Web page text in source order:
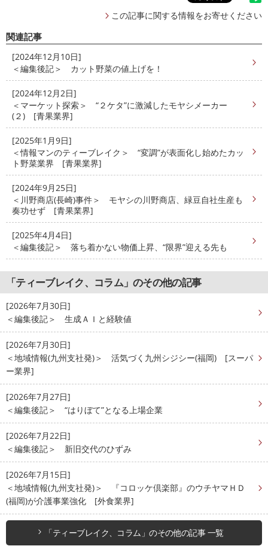
この記事に関する情報をお寄せください
関連記事
[2024年12月10日]
＜編集後記＞ カット野菜の値上げを！
[2024年12月2日]
＜マーケット探索＞ “２ケタ”に激減したモヤシメーカー
(２) [青果業界]
[2025年1月9日]
＜情報マンのティーブレイク＞ “変調”が表面化し始めたカッ
ト野菜業界 [青果業界]
[2024年9月25日]
＜川野商店(長崎)事件＞ モヤシの川野商店、緑豆自社生産も
奏功せず [青果業界]
[2025年4月4日]
＜編集後記＞ 落ち着かない物価上昇、“限界”迎える先も
「ティーブレイク、コラム」のその他の記事
[2026年7月30日]
＜編集後記＞ 生成ＡＩと経験値
[2026年7月30日]
＜地域情報(九州支社発)＞ 活気づく九州シジシー(福岡) [スーパ
ー業界]
[2026年7月27日]
＜編集後記＞ “はりぼて”となる上場企業
[2026年7月22日]
＜編集後記＞ 新旧交代のひずみ
[2026年7月15日]
＜地域情報(九州支社発)＞ 『コロッケ倶楽部』のウチヤマＨＤ
(福岡)が介護事業強化 [外食業界]
「ティーブレイク、コラム」のその他の記事 一覧